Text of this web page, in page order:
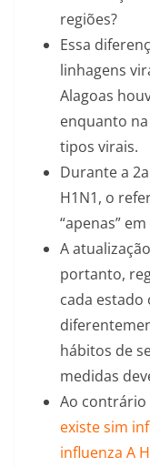
regiões?
Essa
linhagens
Alagoas
enquanto
tipos virais.
Durante a
H1N1, o
“apenas”
A
portanto,
cada
hábitos de
medidas
Ao contrário
existe sim
influenza A